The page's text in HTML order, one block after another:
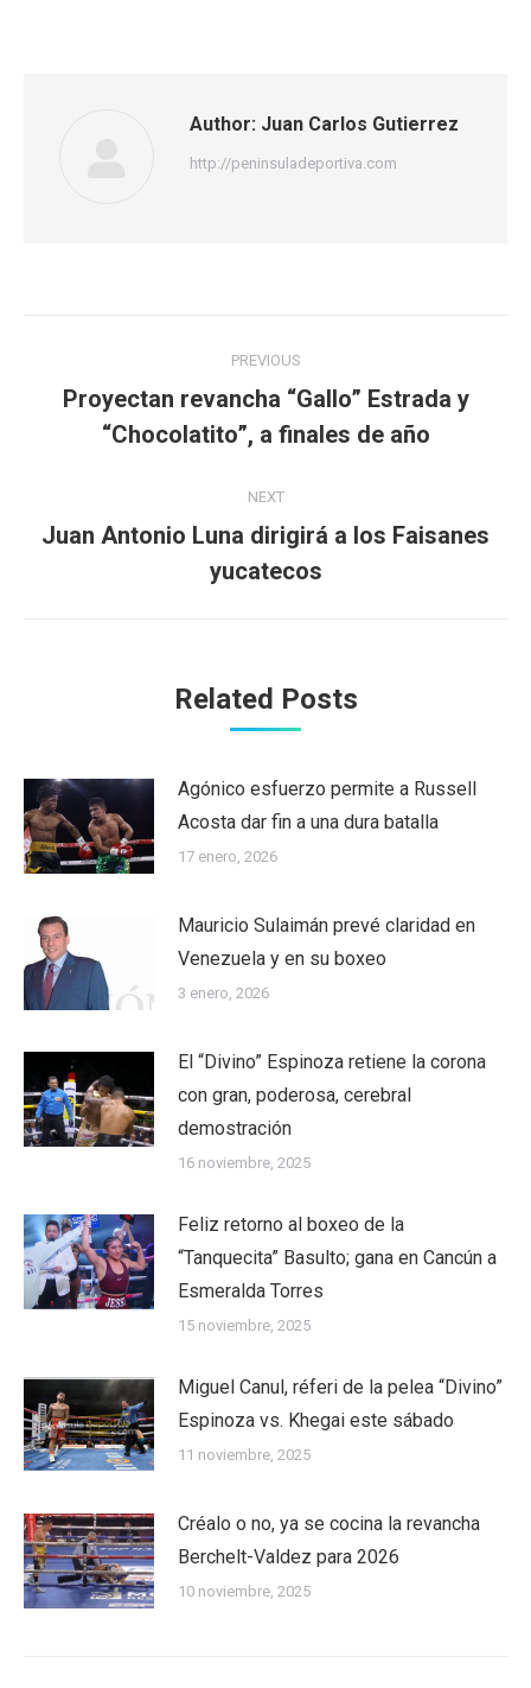
Author: Juan Carlos Gutierrez
http://peninsuladeportiva.com
navigation
PREVIOUS
Previous
post:
Proyectan revancha “Gallo” Estrada y
“Chocolatito”, a finales de año
NEXT
Next
post:
Juan Antonio Luna dirigirá a los Faisanes
yucatecos
Related Posts
Agónico esfuerzo permite a Russell
Acosta dar fin a una dura batalla
17 enero, 2026
Mauricio Sulaimán prevé claridad en
Venezuela y en su boxeo
3 enero, 2026
El “Divino” Espinoza retiene la corona
con gran, poderosa, cerebral
demostración
16 noviembre, 2025
Feliz retorno al boxeo de la
“Tanquecita” Basulto; gana en Cancún a
Esmeralda Torres
15 noviembre, 2025
Miguel Canul, réferi de la pelea “Divino”
Espinoza vs. Khegai este sábado
11 noviembre, 2025
Créalo o no, ya se cocina la revancha
Berchelt-Valdez para 2026
10 noviembre, 2025